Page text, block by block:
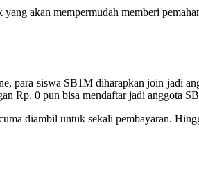
akan mempermudah memberi
para siswa SB1M diharapkan join jadi
Rp. 0 pun bisa mendaftar jadi anggota
diambil untuk sekali pembayaran.